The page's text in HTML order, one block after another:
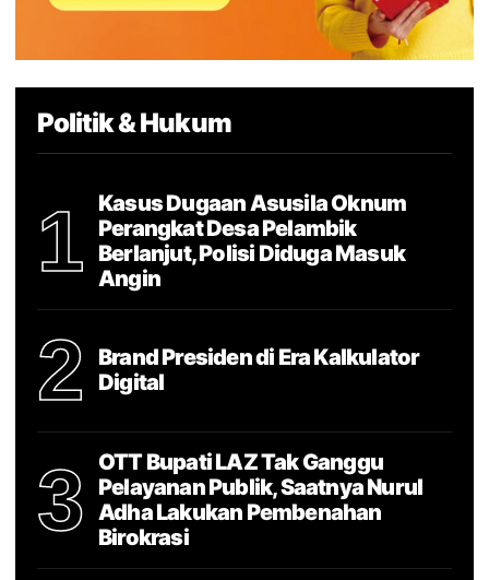
Politik & Hukum
1
Kasus Dugaan Asusila Oknum
Perangkat Desa Pelambik
Berlanjut, Polisi Diduga Masuk
Angin
2
Brand Presiden di Era Kalkulator
Digital
3
OTT Bupati LAZ Tak Ganggu
Pelayanan Publik, Saatnya Nurul
Adha Lakukan Pembenahan
Birokrasi